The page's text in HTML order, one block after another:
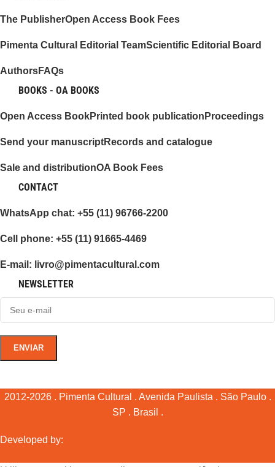
The PublisherOpen Access Book Fees
Pimenta Cultural Editorial TeamScientific Editorial Board
AuthorsFAQs
BOOKS - OA BOOKS
Open Access BookPrinted book publication Proceedings
Send your manuscriptRecords and catalogue
Sale and distributionOA Book Fees
CONTACT
WhatsApp chat: +55 (11) 96766-2200
Cell phone: +55 (11) 91665-4469
E-mail: livro@pimentacultural.com
NEWSLETTER
2012-2026 . Pimenta Cultural . Avenida Paulista . São Paulo .
SP . Brasil .
Developed by: